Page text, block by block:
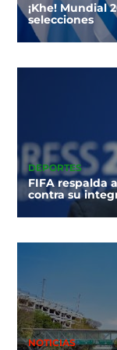
¡Khe! Mundial
selecciones
DEPORTES
FIFA respalda
contra su
NOTICIAS